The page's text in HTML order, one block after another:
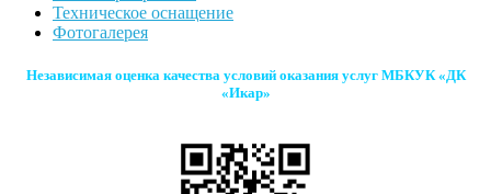
Техническое оснащение
Фотогалерея
Независимая оценка качества условий оказания услуг МБКУК «ДК
«Икар»